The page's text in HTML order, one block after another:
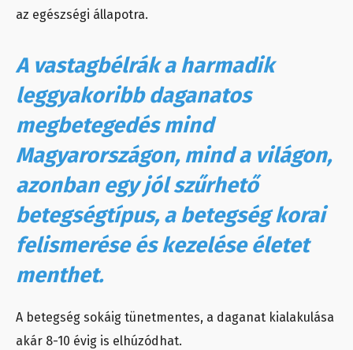
az egészségi állapotra.
A vastagbélrák a harmadik
leggyakoribb daganatos
megbetegedés mind
Magyarországon, mind a világon,
azonban egy jól szűrhető
betegségtípus, a betegség korai
felismerése és kezelése életet
menthet.
A betegség sokáig tünetmentes, a daganat kialakulása
akár 8-10 évig is elhúzódhat.